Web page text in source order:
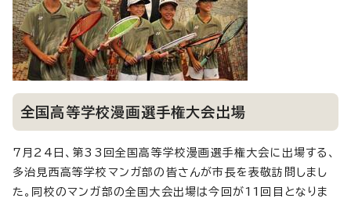
全国高等学校漫画選手権大会出場
7月24日、第33回全国高等学校漫画選手権大会に出場する、
多治見西高等学校マンガ部の皆さんが市長を表敬訪問しまし
た。同校のマンガ部の全国大会出場は今回が11回目となりま